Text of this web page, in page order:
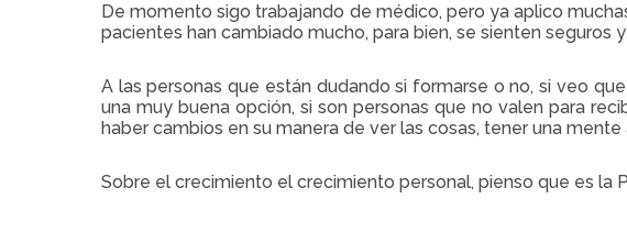
De momento sigo trabajando de médico, pero ya aplico
pacientes han cambiado mucho, para bien, se sienten seguros
A las personas que están dudando si formarse o no, si veo
una muy buena opción, si son personas que no valen para
haber cambios en su manera de ver las cosas, tener una
Sobre el crecimiento el crecimiento personal, pienso que es la